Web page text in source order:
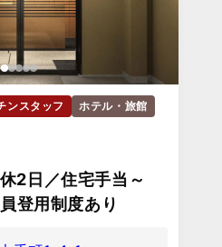
ンスタッフ
ホテル・旅館
2日／住宅手当～
登用制度あり